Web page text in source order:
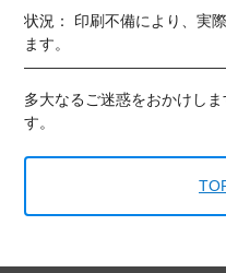
状況： 印刷不備により、実
ます。
多大なるご迷惑をおかけし
す。